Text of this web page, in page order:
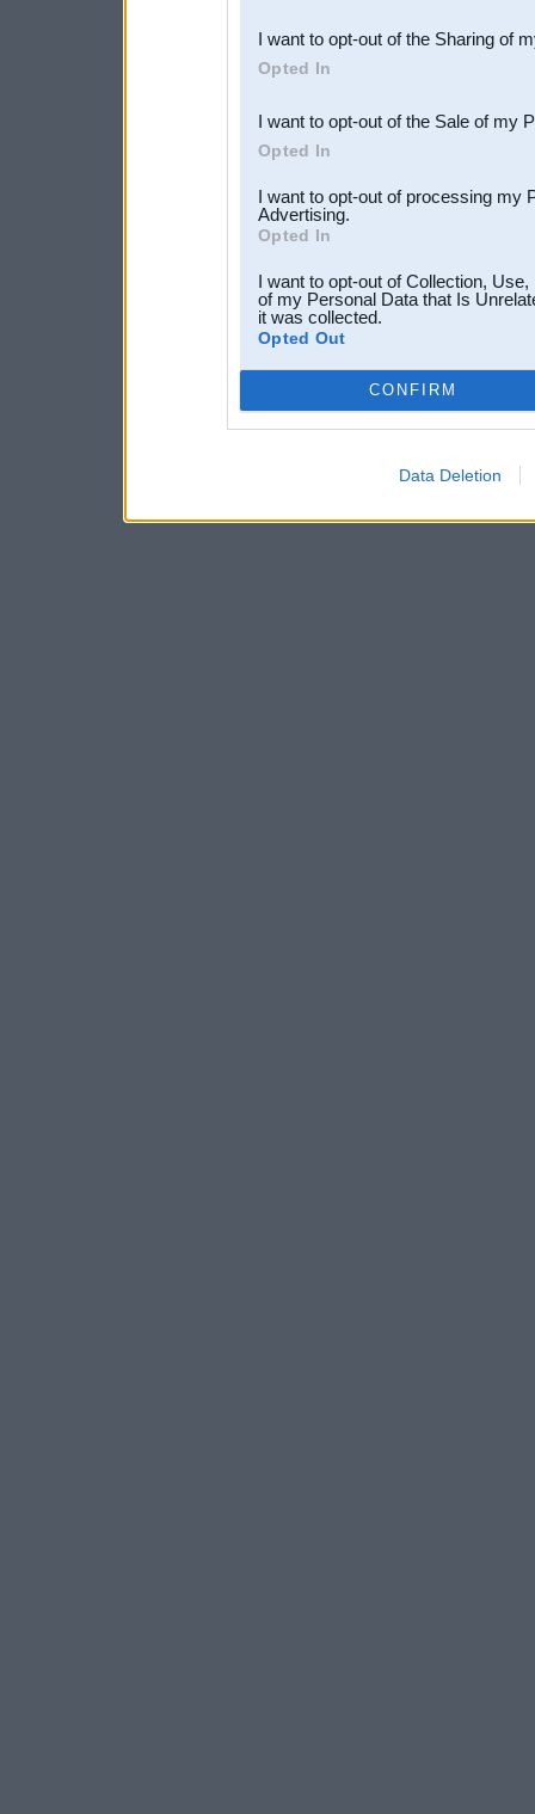
Downstream Participants
third parties.
I want to opt-out of the Sharing of
Opted In
I want to opt-out of the Sale of my
Opted In
I want to opt-out of processing my
Advertising.
Opted In
I want to opt-out of Collection,
of my Personal Data that Is
it was collected.
Opted Out
CONFIRM
Data Deletion